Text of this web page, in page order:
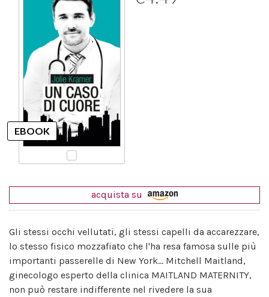
acquista su
Gli stessi occhi vellutati, gli stessi capelli da accarezzare,
lo stesso fisico mozzafiato che l'ha resa famosa sulle più
importanti passerelle di New York... Mitchell Maitland,
ginecologo esperto della clinica MAITLAND MATERNITY,
non può restare indifferente nel rivedere la sua